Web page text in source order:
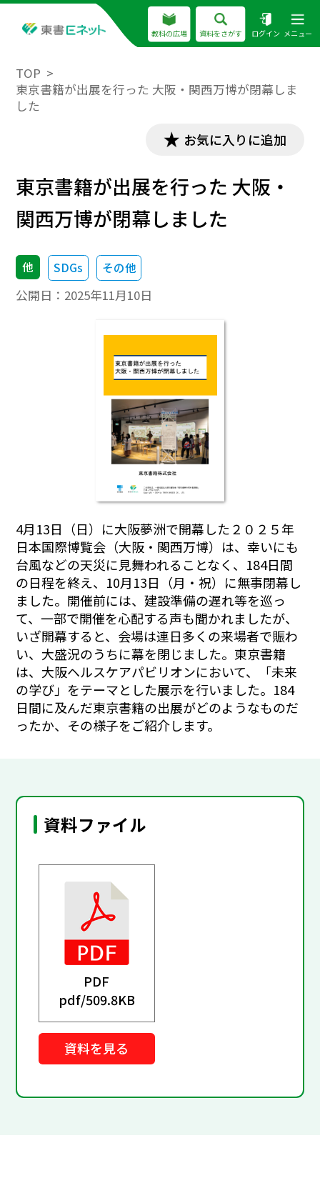
教科の広場 資料をさがす ログイン メニュー
TOP
東京書籍が出展を行った 大阪・関西万博が閉幕しま
した
お気に入りに追加
東京書籍が出展を行った 大阪・
関西万博が閉幕しました
他 SDGs その他
公開日： 2025年11月10日
4月13日（日）に大阪夢洲で開幕した２０２５年
日本国際博覧会（大阪・関西万博）は、幸いにも
台風などの天災に見舞われることなく、184日間
の日程を終え、10月13日（月・祝）に無事閉幕し
ました。開催前には、建設準備の遅れ等を巡っ
て、一部で開催を心配する声も聞かれましたが、
いざ開幕すると、会場は連日多くの来場者で賑わ
い、大盛況のうちに幕を閉じました。東京書籍
は、大阪ヘルスケアパビリオンにおいて、「未来
の学び」をテーマとした展示を行いました。184
日間に及んだ東京書籍の出展がどのようなものだ
ったか、その様子をご紹介します。
資料ファイル
PDF
pdf/509.8KB
資料を見る